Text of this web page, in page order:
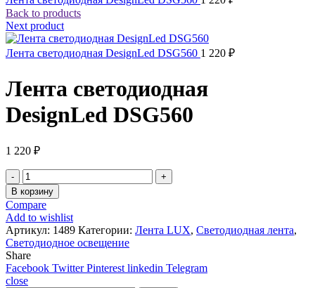
Back to products
Next product
Лента светодиодная DesignLed DSG560 1 220 ₽
Лента светодиодная
DesignLed DSG560
1 220 ₽
Количество
товара
Лента
светодиодная
DesignLed
DSG560
В корзину
Compare
Add to wishlist
Артикул: 1489 Категории: Лента LUX, Светодиодная лента,
Светодиодное освещение
Share
Facebook Twitter Pinterest linkedin Telegram
close